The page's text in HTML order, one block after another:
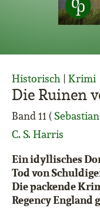
Die Ruinen
Band 11 (
C. S. Harris
Historisch | Krimi
Ein idyllisches
Tod von
Die packende
Regency England